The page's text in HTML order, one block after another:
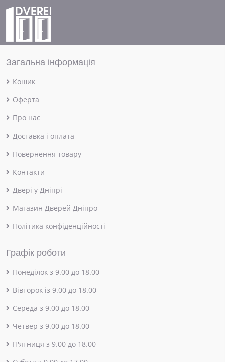
Загальна інформація
Кошик
Оферта
Про нас
Доставка і оплата
Повернення товару
Контакти
Двері у Дніпрі
Магазин Дверей Дніпро
Політика конфіденційності
Графік роботи
Понеділок з 9.00 до 18.00
Вівторок із 9.00 до 18.00
Середа з 9.00 до 18.00
Четвер з 9.00 до 18.00
П'ятниця з 9.00 до 18.00